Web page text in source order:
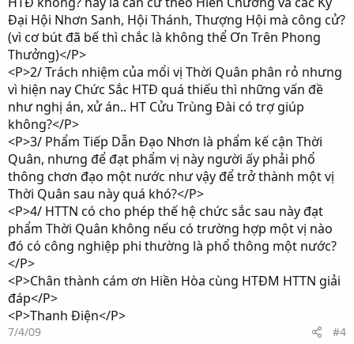
Đại Hội Nhơn Sanh, Hội Thánh, Thượng Hội mà công cử?
(vì cơ bút đã bế thì chắc là không thể Ơn Trên Phong
Thưởng)</P>
<P>2/ Trách nhiệm của mổi vị Thời Quân phân rỏ nhưng
vì hiện nay Chức Sắc HTĐ quá thiếu thì những vấn đề
như nghị án, xử án.. HT Cửu Trùng Đài có trợ giúp
không?</P>
<P>3/ Phẩm Tiếp Dẫn Đạo Nhơn là phẩm kế cận Thời
Quân, nhưng để đạt phẩm vị này người ấy phải phổ
thông chơn đạo một nước như vậy để trở thành một vị
Thời Quân sau này quá khó?</P>
<P>4/ HTTN có cho phép thế hệ chức sắc sau này đạt
phẩm Thời Quân không nếu có trường hợp một vị nào
đó có công nghiệp phi thường là phổ thông một nước?
</P>
<P>Chân thành cám ơn Hiền Hòa cùng HTĐM HTTN giải
đáp</P>
<P>Thanh Điện</P>
7/4/09 #4